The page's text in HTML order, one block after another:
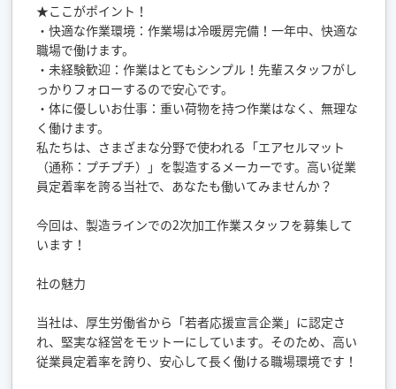
★ここがポイント！
・快適な作業環境：作業場は冷暖房完備！一年中、快適な
職場で働けます。
・未経験歓迎：作業はとてもシンプル！先輩スタッフがし
っかりフォローするので安心です。
・体に優しいお仕事：重い荷物を持つ作業はなく、無理な
く働けます。
私たちは、さまざまな分野で使われる「エアセルマット
（通称：プチプチ）」を製造するメーカーです。高い従業
員定着率を誇る当社で、あなたも働いてみませんか？
今回は、製造ラインでの2次加工作業スタッフを募集して
います！
社の魅力
当社は、厚生労働省から「若者応援宣言企業」に認定さ
れ、堅実な経営をモットーにしています。そのため、高い
従業員定着率を誇り、安心して長く働ける職場環境です！